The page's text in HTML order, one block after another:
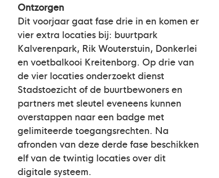
Ontzorgen
Dit voorjaar gaat fase drie in en komen er
vier extra locaties bij: buurtpark
Kalverenpark, Rik Wouterstuin, Donkerlei
en voetbalkooi Kreitenborg. Op drie van
de vier locaties onderzoekt dienst
Stadstoezicht of de buurtbewoners en
partners met sleutel eveneens kunnen
overstappen naar een badge met
gelimiteerde toegangsrechten. Na
afronden van deze derde fase beschikken
elf van de twintig locaties over dit
digitale systeem.